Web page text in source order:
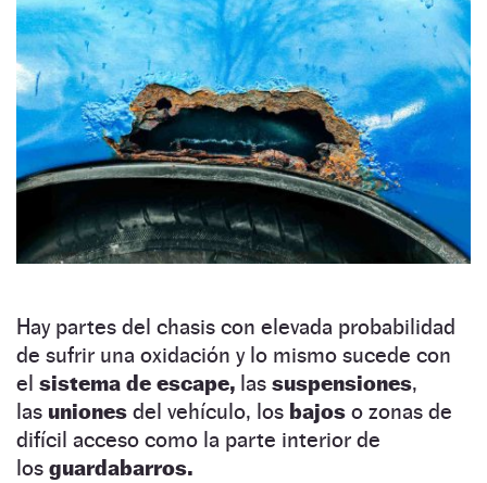
Hay partes del chasis con elevada probabilidad
de sufrir una oxidación y lo mismo sucede con
el sistema de escape, las suspensiones,
las uniones del vehículo, los bajos o zonas de
difícil acceso como la parte interior de
los guardabarros.